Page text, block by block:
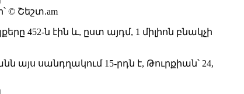
© Շեշտ.am
452-ն էին և, ըստ այդմ, 1 միլիոն բնակչի
այս սանդղակում 15-րդն է, Թուրքիան՝ 24,